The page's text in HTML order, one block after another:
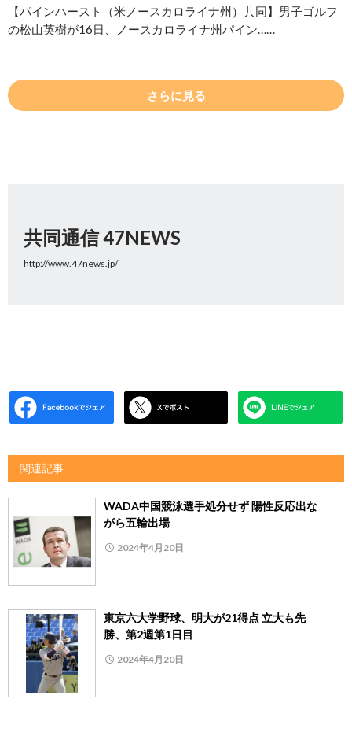
【パインハースト（米ノースカロライナ州）共同】男子ゴルフ
の松山英樹が16日、ノースカロライナ州パイン……
さらに見る
共同通信 47NEWS
http://www.47news.jp/
関連記事
WADA中国競泳選手処分せず 陽性反応出な
がら五輪出場
2024年4月20日
東京六大学野球、明大が21得点 立大も先
勝、第2週第1日目
2024年4月20日